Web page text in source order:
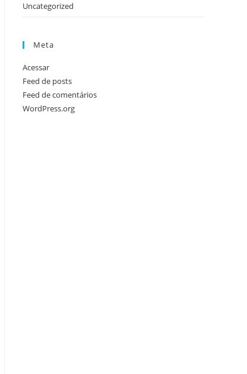
Uncategorized
Meta
Acessar
Feed de posts
Feed de comentários
WordPress.org